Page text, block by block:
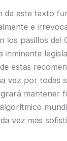
de este texto
e
los pasillos del
inminente
estas
vez por todas
mantener
vez más